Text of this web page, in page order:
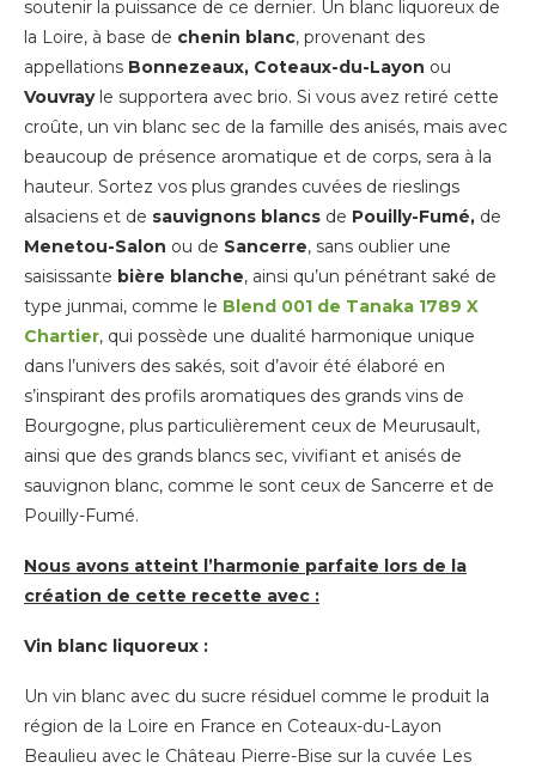
soutenir la puissance de ce dernier. Un blanc liquoreux de
la Loire, à base de chenin blanc, provenant des
appellations Bonnezeaux, Coteaux-du-Layon ou
Vouvrayle supportera avec brio. Si vous avez retiré cette
croûte, un vin blanc sec de la famille des anisés, mais avec
beaucoup de présence aromatique et de corps, sera à la
hauteur. Sortez vos plus grandes cuvées de rieslings
alsaciens et de sauvignons blancs de Pouilly-Fumé, de
Menetou-Salon ou de Sancerre, sans oublier une
saisissante bière blanche, ainsi qu’un pénétrant saké de
type junmai, comme le Blend 001 de Tanaka 1789 X
Chartier, qui possède une dualité harmonique unique
dans l’univers des sakés, soit d’avoir été élaboré en
s’inspirant des profils aromatiques des grands vins de
Bourgogne, plus particulièrement ceux de Meurusault,
ainsi que des grands blancs sec, vivifiant et anisés de
sauvignon blanc, comme le sont ceux de Sancerre et de
Pouilly-Fumé.
Nous avons atteint l’harmonie parfaite lors de la
création de cette recette avec :
Vin blanc liquoreux :
Un vin blanc avec du sucre résiduel comme le produit la
région de la Loire en France en Coteaux-du-Layon
Beaulieu avec le Château Pierre-Bise sur la cuvée Les